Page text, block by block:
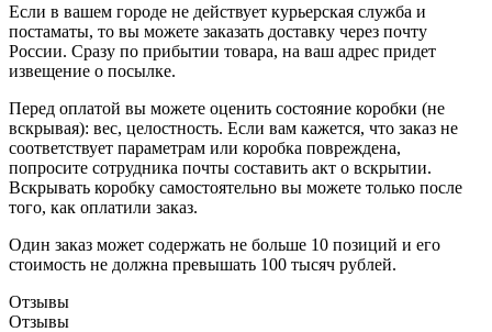
Если в вашем городе не действует курьерская служба и
постаматы, то вы можете заказать доставку через почту
России. Сразу по прибытии товара, на ваш адрес придет
извещение о посылке.
Перед оплатой вы можете оценить состояние коробки (не
вскрывая): вес, целостность. Если вам кажется, что заказ не
соответствует параметрам или коробка повреждена,
попросите сотрудника почты составить акт о вскрытии.
Вскрывать коробку самостоятельно вы можете только после
того, как оплатили заказ.
Один заказ может содержать не больше 10 позиций и его
стоимость не должна превышать 100 тысяч рублей.
Отзывы
Отзывы